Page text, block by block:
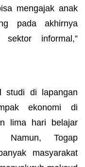
mengajak anak
pada akhirnya
sektor informal,”
studi di lapangan
ekonomi di
lima hari belajar
Namun, Togap
masyarakat